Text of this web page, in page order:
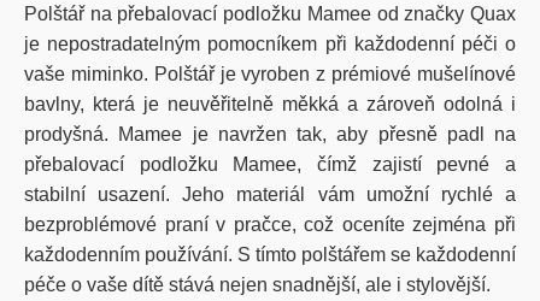
Polštář na přebalovací podložku Mamee od značky Quax
je nepostradatelným pomocníkem při každodenní péči o
vaše miminko. Polštář je vyroben z prémiové mušelínové
bavlny, která je neuvěřitelně měkká a zároveň odolná i
prodyšná. Mamee je navržen tak, aby přesně padl na
přebalovací podložku Mamee, čímž zajistí pevné a
stabilní usazení. Jeho materiál vám umožní rychlé a
bezproblémové praní v pračce, což oceníte zejména při
každodenním používání. S tímto polštářem se každodenní
péče o vaše dítě stává nejen snadnější, ale i stylovější.